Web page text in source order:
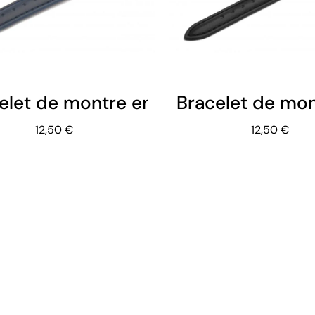
de montre en cuir bleu marine
12,50 €
Bracelet de
12,50 €